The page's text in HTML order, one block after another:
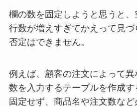
欄の数を固定しようと思うと、
行数が増えすぎてかえって見づ
否定はできません。
例えば、顧客の注文によって
数を入力するテーブルを作成
固定せず、商品名や注文数な